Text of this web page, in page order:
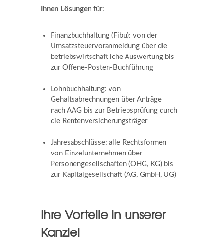
Ihnen Lösungen für:
Finanzbuchhaltung (Fibu): von der
Umsatzsteuervoranmeldung über die
betriebswirtschaftliche Auswertung bis
zur Offene-Posten-Buchführung
Lohnbuchhaltung: von
Gehaltsabrechnungen über Anträge
nach AAG bis zur Betriebsprüfung durch
die Rentenversicherungsträger
Jahresabschlüsse: alle Rechtsformen
von Einzelunternehmen über
Personengesellschaften (OHG, KG) bis
zur Kapitalgesellschaft (AG, GmbH, UG)
Ihre Vorteile in unserer
Kanzlei